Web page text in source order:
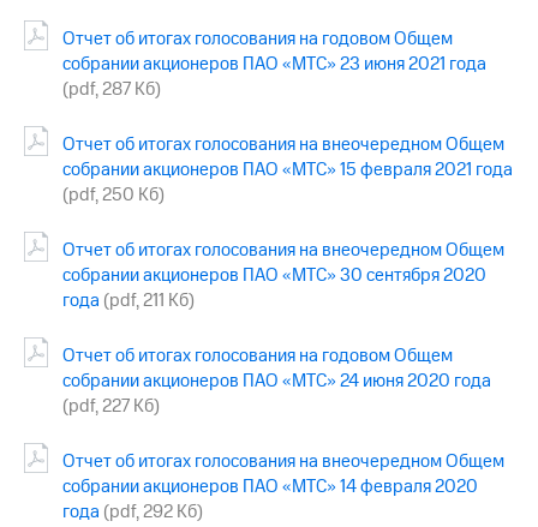
Информация
акционерам
Документы
ПАО
Собрания
акционеров
Личный
акционера
Акционерный
капитал
Контроль
аудит
Рынок
акций
Программа
приобретения
Порядок
Отчет об итогах голосования на годовом Общем
собрании акционеров ПАО «МТС» 23 июня 2021 года
(pdf, 287 Кб)
Отчет об итогах голосования на внеочередном Общем
собрании акционеров ПАО «МТС» 15 февраля 2021 года
(pdf, 250 Кб)
Отчет об итогах голосования на внеочередном Общем
собрании акционеров ПАО «МТС» 30 сентября 2020
года (pdf, 211 Кб)
Отчет об итогах голосования на годовом Общем
собрании акционеров ПАО «МТС» 24 июня 2020 года
(pdf, 227 Кб)
Отчет об итогах голосования на внеочередном Общем
собрании акционеров ПАО «МТС» 14 февраля 2020
года (pdf, 292 Кб)